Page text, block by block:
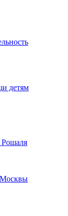
детям
Рошаля
Москвы